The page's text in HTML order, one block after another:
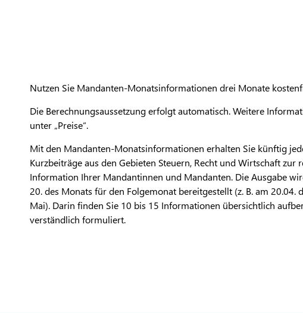
Nutzen Sie Mandanten-Monatsinformationen drei Monate
Die Berechnungsaussetzung erfolgt automatisch. Weitere
unter „Preise“.
Mit den Mandanten-Monatsinformationen erhalten Sie künftig
Kurzbeiträge aus den Gebieten Steuern, Recht und Wirtschaft zur
Information Ihrer Mandantinnen und Mandanten. Die Ausgabe
20. des Monats für den Folgemonat bereitgestellt (z. B. am 20.04.
Mai). Darin finden Sie 10 bis 15 Informationen übersichtlich
verständlich formuliert.